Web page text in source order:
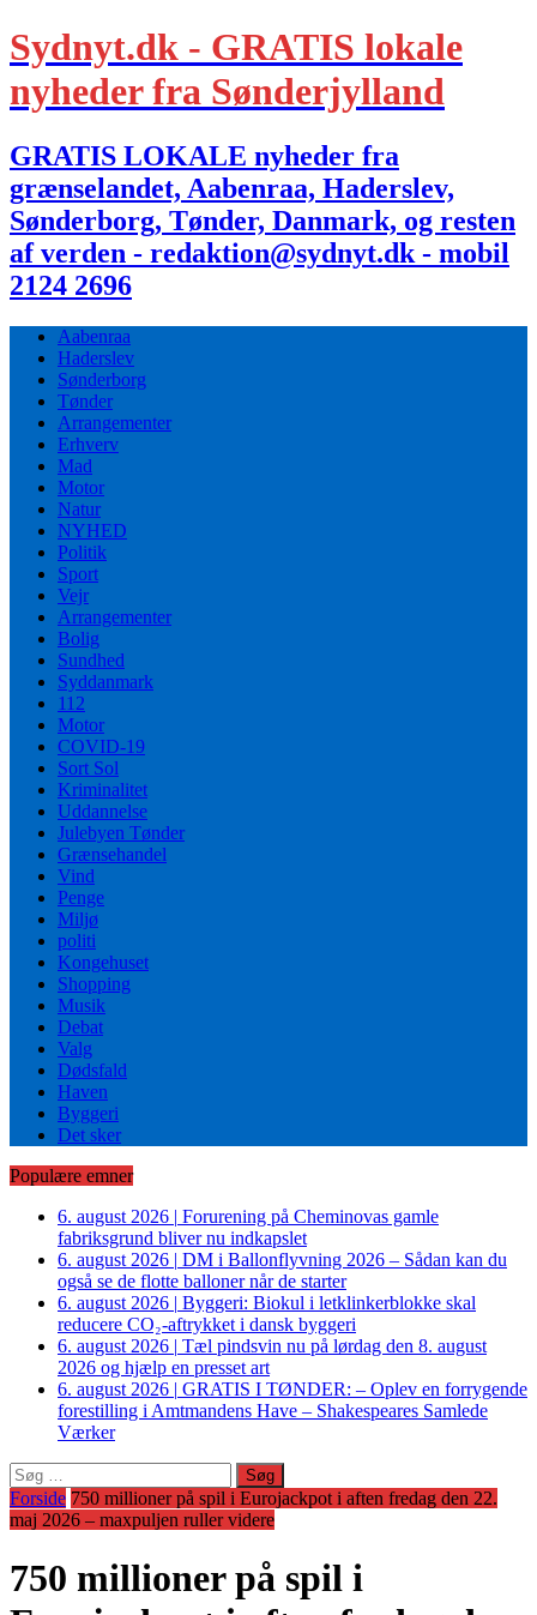
Sydnyt.dk - GRATIS lokale
nyheder fra Sønderjylland
GRATIS LOKALE nyheder fra
grænselandet, Aabenraa, Haderslev,
Sønderborg, Tønder, Danmark, og resten
af verden - redaktion@sydnyt.dk - mobil
2124 2696
Aabenraa
Haderslev
Sønderborg
Tønder
Arrangementer
Erhverv
Mad
Motor
Natur
NYHED
Politik
Sport
Vejr
Arrangementer
Bolig
Sundhed
Syddanmark
112
Motor
COVID-19
Sort Sol
Kriminalitet
Uddannelse
Julebyen Tønder
Grænsehandel
Vind
Penge
Miljø
politi
Kongehuset
Shopping
Musik
Debat
Valg
Dødsfald
Haven
Byggeri
Det sker
Populære emner
6. august 2026 | Forurening på Cheminovas gamle
fabriksgrund bliver nu indkapslet
6. august 2026 | DM i Ballonflyvning 2026 – Sådan kan du
også se de flotte balloner når de starter
6. august 2026 | Byggeri: Biokul i letklinkerblokke skal
reducere CO₂-aftrykket i dansk byggeri
6. august 2026 | Tæl pindsvin nu på lørdag den 8. august
2026 og hjælp en presset art
6. august 2026 | GRATIS I TØNDER: – Oplev en forrygende
forestilling i Amtmandens Have – Shakespeares Samlede
Værker
Søg
efter:
Forside 750 millioner på spil i Eurojackpot i aften fredag den 22.
maj 2026 – maxpuljen ruller videre
750 millioner på spil i